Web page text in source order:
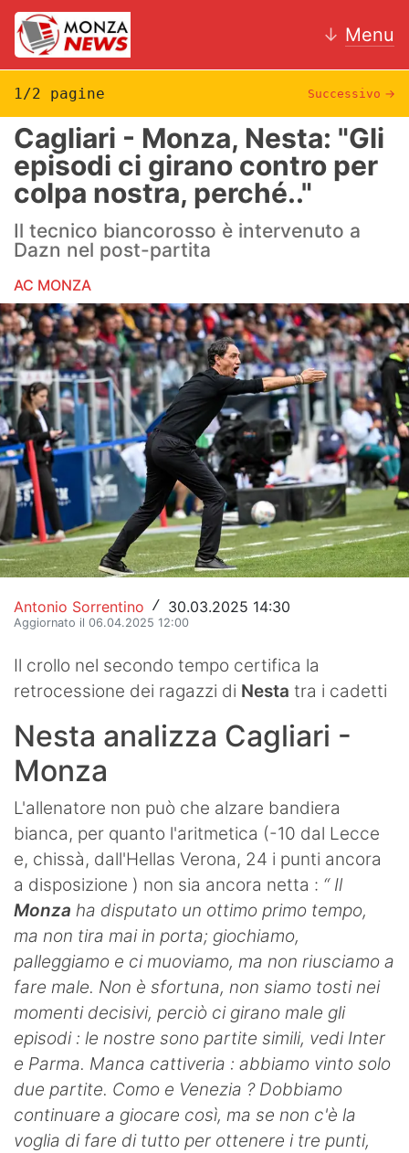
↓ Menu
News
AC Monza
Calcio
Motori
Volley
Hockey
Altri sport
Hockey
Pallanuoto
Pallamano
Altre
News
Turismo
Eventi
1/2 pagine Successivo →
Cagliari - Monza, Nesta: "Gli
episodi ci girano contro per
colpa nostra, perché.."
Il tecnico biancorosso è intervenuto a
Dazn nel post-partita
AC MONZA
Antonio Sorrentino / 30.03.2025 14:30
Aggiornato il 06.04.2025 12:00
Il crollo nel secondo tempo certifica la
retrocessione dei ragazzi di Nesta tra i cadetti
Nesta analizza Cagliari -
Monza
L'allenatore non può che alzare bandiera
bianca, per quanto l'aritmetica (-10 dal Lecce
e, chissà, dall'Hellas Verona, 24 i punti ancora
a disposizione ) non sia ancora netta : “ Il
Monza ha disputato un ottimo primo tempo,
ma non tira mai in porta; giochiamo,
palleggiamo e ci muoviamo, ma non riusciamo a
fare male. Non è sfortuna, non siamo tosti nei
momenti decisivi, perciò ci girano male gli
episodi : le nostre sono partite simili, vedi Inter
e Parma. Manca cattiveria : abbiamo vinto solo
due partite. Como e Venezia ? Dobbiamo
continuare a giocare così, ma se non c'è la
voglia di fare di tutto per ottenere i tre punti,